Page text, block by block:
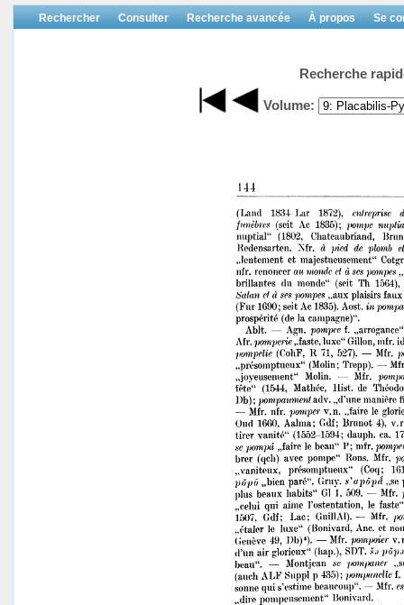
Rechercher Consulter Recherche avancée À propos Se
Recherche
Volume: